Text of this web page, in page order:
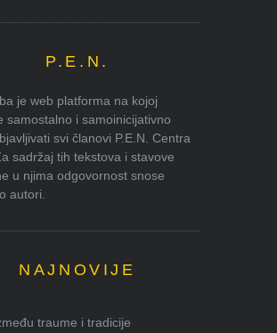
P.E.N.
je web platforma na kojoj
samostalno i samoinicijativno
svi članovi P.E.N. Centra
sadržaj tih tekstova i stavove
u njima odgovornost snose
autori.
NAJNOVIJE
traume i tradicije